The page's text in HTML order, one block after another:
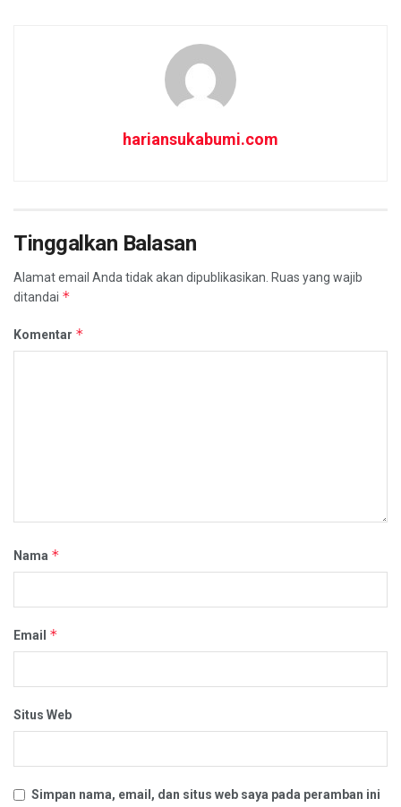
hariansukabumi.com
Tinggalkan Balasan
Alamat email Anda tidak akan dipublikasikan. Ruas yang wajib
ditandai *
Komentar *
Nama *
Email *
Situs Web
Simpan nama, email, dan situs web saya pada peramban ini